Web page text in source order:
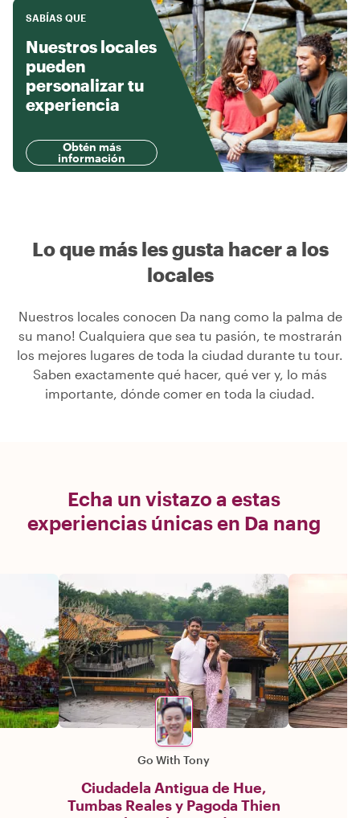
SABÍAS QUE
Nuestros locales
pueden
personalizar tu
experiencia
Obtén más
información
Lo que más les gusta hacer a los
locales
Nuestros locales conocen Da nang como la palma de
su mano! Cualquiera que sea tu pasión, te mostrarán
los mejores lugares de toda la ciudad durante tu tour.
Saben exactamente qué hacer, qué ver y, lo más
importante, dónde comer en toda la ciudad.
Echa un vistazo a estas
experiencias únicas en Da nang
Go With Tony
Ciudadela Antigua de Hue,
Tumbas Reales y Pagoda Thien